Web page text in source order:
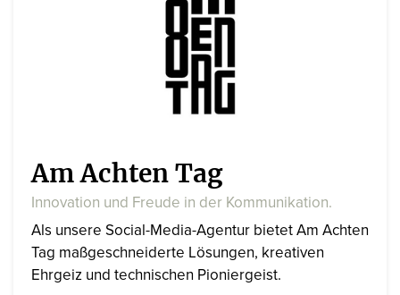
Am Achten Tag
Innovation und Freude in der Kommunikation.
Als unsere Social-Media-Agentur bietet Am Achten
Tag maßgeschneiderte Lösungen, kreativen
Ehrgeiz und technischen Pioniergeist.